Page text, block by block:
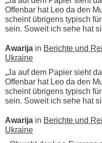
Offenbar hat Leo da den
scheint übrigens typisch
sein. Soweit ich sehe hat
Awarija in Berichte und
Ukraine
„Ja auf dem Papier sieht
Offenbar hat Leo da den
scheint übrigens typisch
sein. Soweit ich sehe hat
Awarija in Berichte und
Ukraine